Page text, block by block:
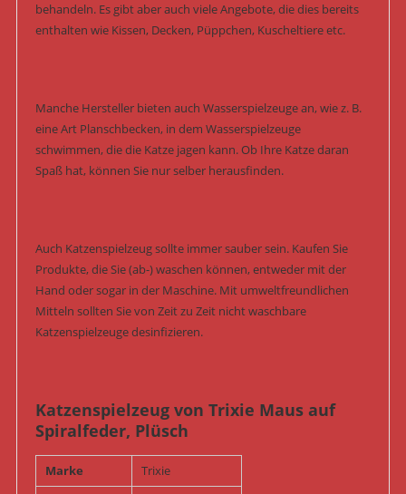
behandeln. Es gibt aber auch viele Angebote, die dies bereits
enthalten wie Kissen, Decken, Püppchen, Kuscheltiere etc.
Manche Hersteller bieten auch Wasserspielzeuge an, wie z. B.
eine Art Planschbecken, in dem Wasserspielzeuge
schwimmen, die die Katze jagen kann. Ob Ihre Katze daran
Spaß hat, können Sie nur selber herausfinden.
Auch Katzenspielzeug sollte immer sauber sein. Kaufen Sie
Produkte, die Sie (ab-) waschen können, entweder mit der
Hand oder sogar in der Maschine. Mit umweltfreundlichen
Mitteln sollten Sie von Zeit zu Zeit nicht waschbare
Katzenspielzeuge desinfizieren.
Katzenspielzeug von Trixie Maus auf
Spiralfeder, Plüsch
Marke
Trixie